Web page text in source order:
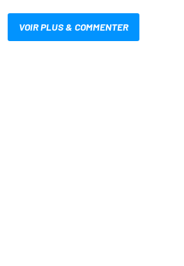
VOIR PLUS & COMMENTER